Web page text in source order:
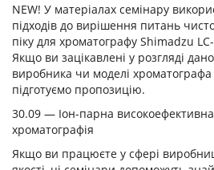
NEW! У матеріалах семінару
підходів до вирішення питань
піку для хроматографу Shimadzu
Якщо ви зацікавлені у розгляді
виробника чи моделі
підготуємо пропозицію.
30.09 — Іон-парна
хроматографія
Якщо ви працюєте у сфері